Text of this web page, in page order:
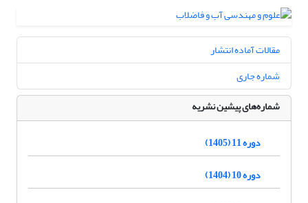
مقالات آماده انتشار
شماره جاری
شماره‌های پیشین نشریه
دوره 11 (1405)
دوره 10 (1404)